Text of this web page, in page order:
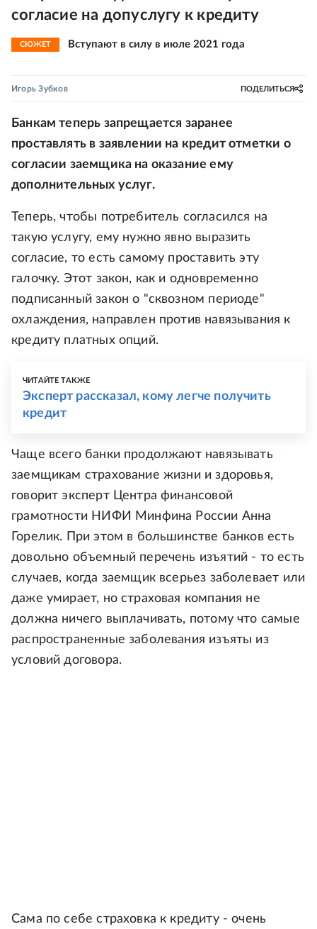
согласие на допуслугу к кредиту
СЮЖЕТ Вступают в силу в июле 2021 года
Игорь Зубков ПОДЕЛИТЬСЯ
Банкам теперь запрещается заранее
проставлять в заявлении на кредит отметки о
согласии заемщика на оказание ему
дополнительных услуг.
Теперь, чтобы потребитель согласился на
такую услугу, ему нужно явно выразить
согласие, то есть самому проставить эту
галочку. Этот закон, как и одновременно
подписанный закон о "сквозном периоде"
охлаждения, направлен против навязывания к
кредиту платных опций.
ЧИТАЙТЕ ТАКЖЕ
Эксперт рассказал, кому легче получить
кредит
Чаще всего банки продолжают навязывать
заемщикам страхование жизни и здоровья,
говорит эксперт Центра финансовой
грамотности НИФИ Минфина России Анна
Горелик. При этом в большинстве банков есть
довольно объемный перечень изъятий - то есть
случаев, когда заемщик всерьез заболевает или
даже умирает, но страховая компания не
должна ничего выплачивать, потому что самые
распространенные заболевания изъяты из
условий договора.
Сама по себе страховка к кредиту - очень